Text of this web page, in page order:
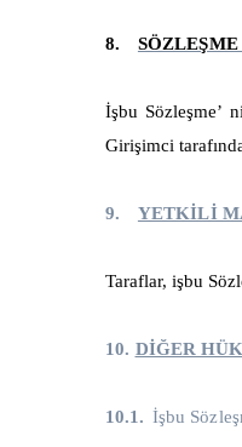
8.
İşbu Sözleşme’
Girişimci
9. YETKİLİ
Taraflar, işbu
10. DİĞER
10.1. İşbu